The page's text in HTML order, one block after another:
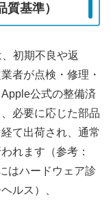
基準）
初期不良や返
者が点検・修理・
公式の整備済
必要に応じた部品
て出荷され、通常
れます（参考：
はハードウェア診
ルス）、